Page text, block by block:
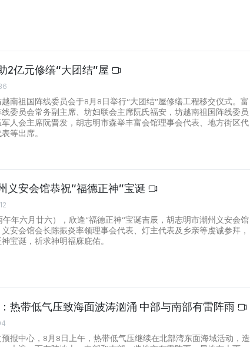
2亿元修缮“大团结”屋
南祖国阵线委员会于8月8日举行“大团结”屋修缮工程移交仪式。富
委员会常务副主席、坊妇联会主席阮氏福安，坊越南祖国阵线委员
人会主席阮晋发，胡志明市森举丰富会馆理事会代表、地方街区代
等出席。
义安会馆恭祝“福德正神”宝诞
午年六月廿六），欣逢“福德正神”宝诞吉辰，胡志明市潮州义安会馆
安会馆会长陈振炎率领理事会代表、灯主代表及乡亲等虔诚参拜，
宝诞，祈求神明福庥庇佑。
热带低气压致海面波涛汹涌 中部与南部有雷阵雨
报中心，8月8日上午，热带低气压继续在北部湾东面海域活动，造